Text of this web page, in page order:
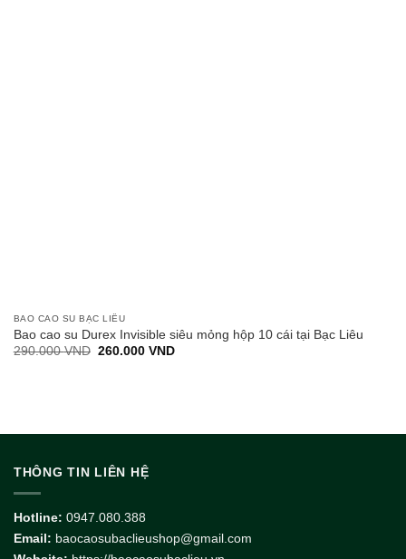
BAO CAO SU BẠC LIÊU
Bao cao su Durex Invisible siêu mỏng hộp 10 cái tại Bạc Liêu
290.000VND Giá
260.000 VNDGiá
THÔNG TIN LIÊN HỆ
Hotline: 0947.080.388
Email: baocaosubaclieushop@gmail.com